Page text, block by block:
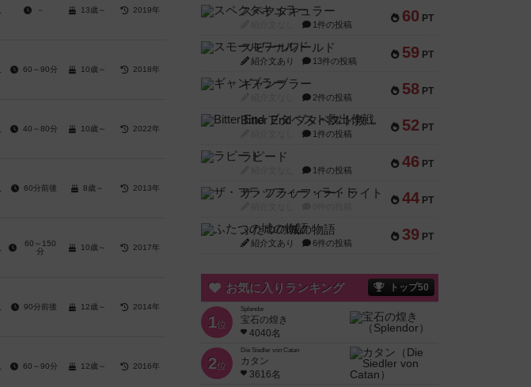
－ 13歳～ 2019年
60～90分 10歳～ 2018年
40～80分 10歳～ 2022年
60分前後 8歳～ 2013年
60～150
分
10歳～ 2017年
90分前後 12歳～ 2014年
60～90分 12歳～ 2016年
60 PT
スペクタキュラー
1件の投稿
59 PT
スモールワールド
紹介文あり 13件の投稿
58 PT
ギャンブラー
2件の投稿
52 PT
Bitter End ブタペスト救出作戦
1件の投稿
46 PT
ラピード
1件の投稿
44 PT
ザ・フラッフィー・ライト
39 PT
ふたつの城の物語
紹介文あり 6件の投稿
お気に入りランキング トップ50
1位
Splendor
宝石の煌き
4040名
2位
Die Siedler von Catan
カタン
3616名